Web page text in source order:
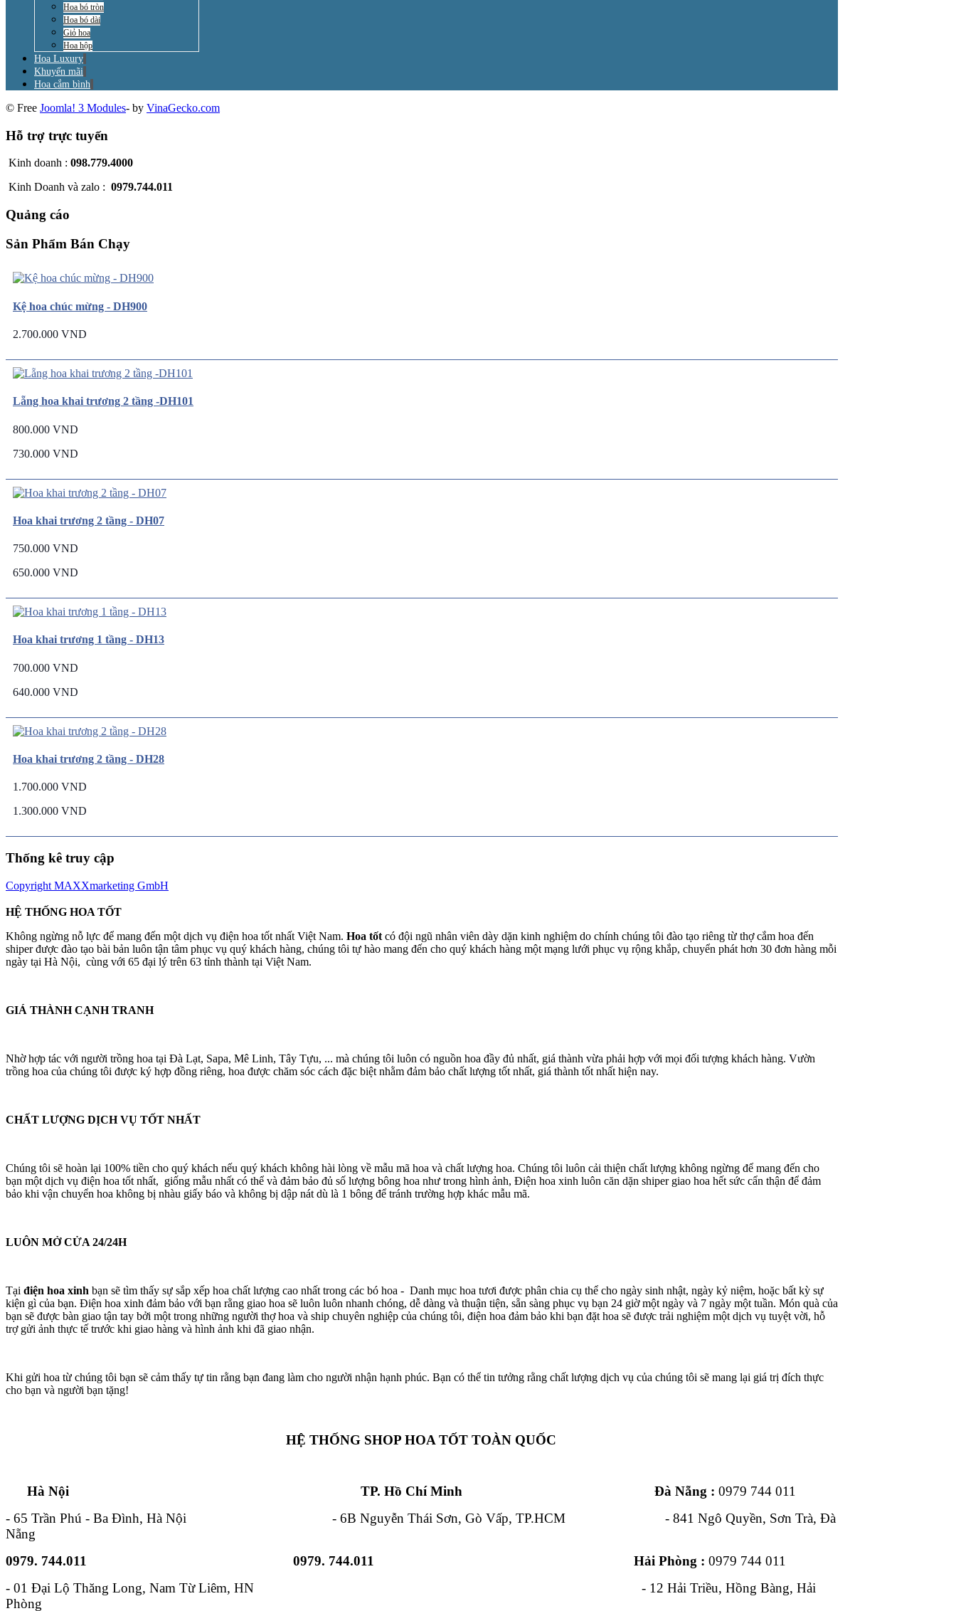
Hoa bó tròn
Hoa bó dài
Giỏ hoa
Hoa hộp
Hoa Luxury
Khuyến mãi
Hoa cắm bình
© Free Joomla! 3 Modules- by VinaGecko.com
Hỗ trợ trực tuyến
Kinh doanh : 098.779.4000
Kinh Doanh và zalo : 0979.744.011
Quảng cáo
Sản Phẩm Bán Chạy
Kệ hoa chúc mừng - DH900
2.700.000 VND
Lẵng hoa khai trương 2 tầng -DH101
800.000 VND
730.000 VND
Hoa khai trương 2 tầng - DH07
750.000 VND
650.000 VND
Hoa khai trương 1 tầng - DH13
700.000 VND
640.000 VND
Hoa khai trương 2 tầng - DH28
1.700.000 VND
1.300.000 VND
Thống kê truy cập
Copyright MAXXmarketing GmbH
HỆ THỐNG HOA TỐT
Không ngừng nỗ lực để mang đến một dịch vụ điện hoa tốt nhất Việt Nam. Hoa tốt có đội ngũ nhân viên dày dặn kinh nghiệm do chính chúng tôi đào tạo riêng từ thợ cắm hoa đến
shiper được đào tạo bài bản luôn tận tâm phục vụ quý khách hàng, chúng tôi tự hào mang đến cho quý khách hàng một mạng lưới phục vụ rộng khắp, chuyển phát hơn 30 đơn hàng mỗi
ngày tại Hà Nội, cùng với 65 đại lý trên 63 tỉnh thành tại Việt Nam.
GIÁ THÀNH CẠNH TRANH
Nhờ hợp tác với người trồng hoa tại Đà Lạt, Sapa, Mê Linh, Tây Tựu, ... mà chúng tôi luôn có nguồn hoa đầy đủ nhất, giá thành vừa phải hợp với mọi đối tượng khách hàng. Vườn
trồng hoa của chúng tôi được ký hợp đồng riêng, hoa được chăm sóc cách đặc biệt nhằm đảm bảo chất lượng tốt nhất, giá thành tốt nhất hiện nay.
CHẤT LƯỢNG DỊCH VỤ TỐT NHẤT
Chúng tôi sẽ hoàn lại 100% tiền cho quý khách nếu quý khách không hài lòng về mẫu mã hoa và chất lượng hoa. Chúng tôi luôn cải thiện chất lượng không ngừng để mang đến cho
bạn một dịch vụ điện hoa tốt nhất, giống mẫu nhất có thể và đảm bảo đủ số lượng bông hoa như trong hình ảnh, Điện hoa xinh luôn căn dặn shiper giao hoa hết sức cẩn thận để đảm
bảo khi vận chuyển hoa không bị nhàu giấy báo và không bị dập nát dù là 1 bông để tránh trường hợp khác mẫu mã.
LUÔN MỞ CỬA 24/24H
Tại điện hoa xinh bạn sẽ tìm thấy sự sắp xếp hoa chất lượng cao nhất trong các bó hoa - Danh mục hoa tươi được phân chia cụ thể cho ngày sinh nhật, ngày kỷ niệm, hoặc bất kỳ sự
kiện gì của bạn. Điện hoa xinh đảm bảo với bạn rằng giao hoa sẽ luôn luôn nhanh chóng, dễ dàng và thuận tiện, sẵn sàng phục vụ bạn 24 giờ một ngày và 7 ngày một tuần. Món quà của
bạn sẽ được bàn giao tận tay bởi một trong những người thợ hoa và ship chuyên nghiệp của chúng tôi, điện hoa đảm bảo khi bạn đặt hoa sẽ được trải nghiệm một dịch vụ tuyệt vời, hỗ
trợ gửi ảnh thực tế trước khi giao hàng và hình ảnh khi đã giao nhận.
Khi gửi hoa từ chúng tôi bạn sẽ cảm thấy tự tin rằng bạn đang làm cho người nhận hạnh phúc. Bạn có thể tin tưởng rằng chất lượng dịch vụ của chúng tôi sẽ mang lại giá trị đích thực
cho bạn và người bạn tặng!
HỆ THỐNG SHOP HOA TỐT TOÀN QUỐC
Hà Nội TP. Hồ Chí Minh Đà Nẵng : 0979 744 011
- 65 Trần Phú - Ba Đình, Hà Nội - 6B Nguyễn Thái Sơn, Gò Vấp, TP.HCM - 841 Ngô Quyền, Sơn Trà, Đà
Nẵng
0979. 744.011
0979. 744.011 Hải Phòng : 0979 744 011
- 01 Đại Lộ Thăng Long, Nam Từ Liêm, HN - 12 Hải Triều, Hồng Bàng, Hải
Phòng